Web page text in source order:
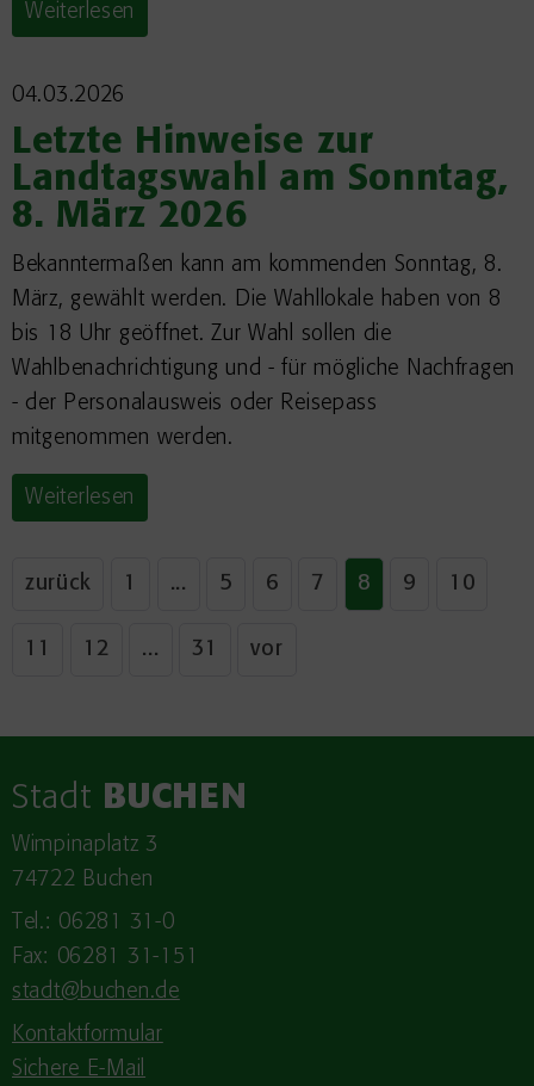
Weiterlesen
04.03.2026
Letzte Hinweise zur
Landtagswahl am Sonntag,
8. März 2026
Bekanntermaßen kann am kommenden Sonntag, 8.
März, gewählt werden. Die Wahllokale haben von 8
bis 18 Uhr geöffnet. Zur Wahl sollen die
Wahlbenachrichtigung und - für mögliche Nachfragen
- der Personalausweis oder Reisepass
mitgenommen werden.
Weiterlesen
zurück 1 ... 5 6 7 8 9 10
11 12 ... 31 vor
Stadt BUCHEN
Wimpinaplatz 3
74722 Buchen
Tel.: 06281 31-0
Fax: 06281 31-151
stadt@buchen.de
Kontaktformular
Sichere E-Mail